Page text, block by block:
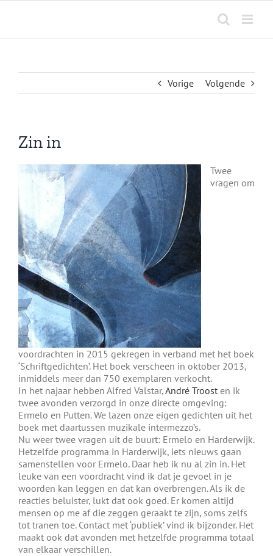
Vorige Volgende
Zin in
Twee
vragen om
voordrachten in 2015 gekregen in verband met het boek
‘Schriftgedichten’. Het boek verscheen in oktober 2013,
inmiddels meer dan 750 exemplaren verkocht.
In het najaar hebben Alfred Valstar,André Troost en ik
twee avonden verzorgd in onze directe omgeving:
Ermelo en Putten. We lazen onze eigen gedichten uit het
boek met daartussen muzikale intermezzo’s.
Nu weer twee vragen uit de buurt: Ermelo en Harderwijk.
Hetzelfde programma in Harderwijk, iets nieuws gaan
samenstellen voor Ermelo. Daar heb ik nu al zin in. Het
leuke van een voordracht vind ik dat je gevoel in je
woorden kan leggen en dat kan overbrengen. Als ik de
reacties beluister, lukt dat ook goed. Er komen altijd
mensen op me af die zeggen geraakt te zijn, soms zelfs
tot tranen toe. Contact met ‘publiek’ vind ik bijzonder. Het
maakt ook dat avonden met hetzelfde programma totaal
van elkaar verschillen.